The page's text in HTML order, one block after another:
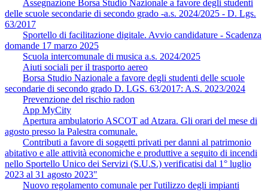
Assegnazione Borsa Studio Nazionale a favore degli studenti
delle scuole secondarie di secondo grado -a.s. 2024/2025 - D. Lgs.
63/2017
Sportello di facilitazione digitale. Avvio candidature - Scadenza
domande 17 marzo 2025
Scuola intercomunale di musica a.s. 2024/2025
Aiuti sociali per il trasporto aereo
Borsa Studio Nazionale a favore degli studenti delle scuole
secondarie di secondo grado D. LGS. 63/2017: A.S. 2023/2024
Prevenzione del rischio radon
App MyCity
Apertura ambulatorio ASCOT ad Atzara. Gli orari del mese di
agosto presso la Palestra comunale.
Contributi a favore di soggetti privati per danni al patrimonio
abitativo e alle attività economiche e produttive a seguito di incendi
nello Sportello Unico dei Servizi (S.U.S.) verificatisi dal 1° luglio
2023 al 31 agosto 2023"
Nuovo regolamento comunale per l'utilizzo degli impianti